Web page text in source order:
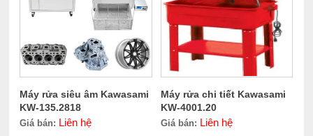
Máy rửa siêu âm Kawasami
KW-135.2818
Giá bán: Liên hệ
Máy rửa chi tiết Kawasami
KW-4001.20
Giá bán: Liên hệ